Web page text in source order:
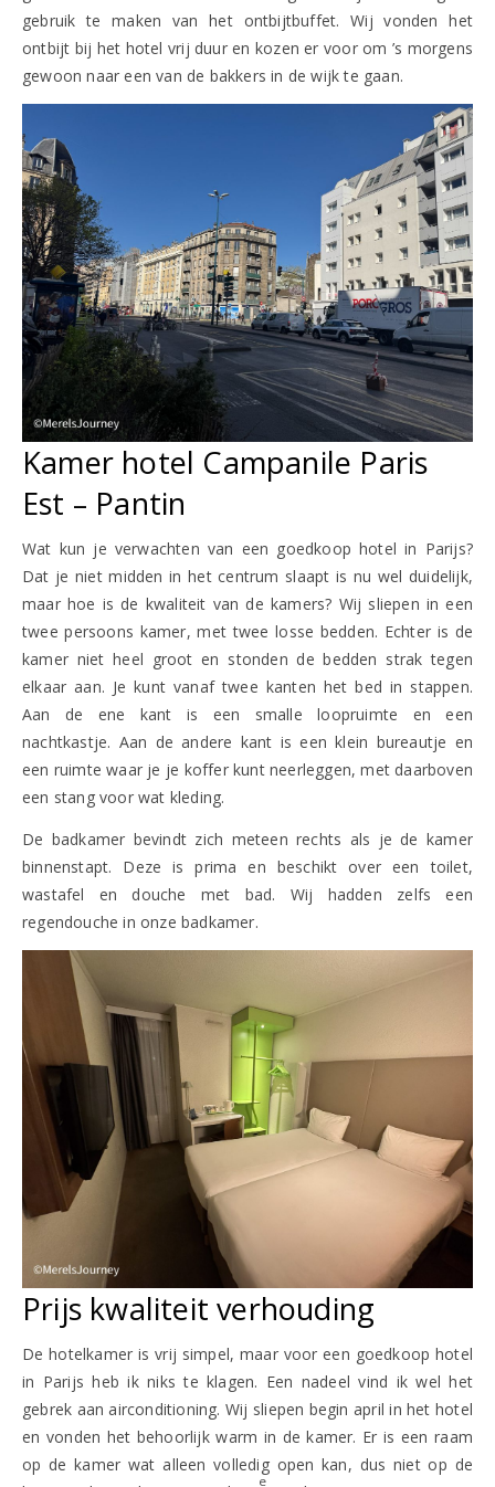
gebruik te maken van het ontbijtbuffet. Wij vonden het
ontbijt bij het hotel vrij duur en kozen er voor om ’s morgens
gewoon naar een van de bakkers in de wijk te gaan.
Kamer hotel Campanile Paris
Est – Pantin
Wat kun je verwachten van een goedkoop hotel in Parijs?
Dat je niet midden in het centrum slaapt is nu wel duidelijk,
maar hoe is de kwaliteit van de kamers? Wij sliepen in een
twee persoons kamer, met twee losse bedden. Echter is de
kamer niet heel groot en stonden de bedden strak tegen
elkaar aan. Je kunt vanaf twee kanten het bed in stappen.
Aan de ene kant is een smalle loopruimte en een
nachtkastje. Aan de andere kant is een klein bureautje en
een ruimte waar je je koffer kunt neerleggen, met daarboven
een stang voor wat kleding.
De badkamer bevindt zich meteen rechts als je de kamer
binnenstapt. Deze is prima en beschikt over een toilet,
wastafel en douche met bad. Wij hadden zelfs een
regendouche in onze badkamer.
Prijs kwaliteit verhouding
De hotelkamer is vrij simpel, maar voor een goedkoop hotel
in Parijs heb ik niks te klagen. Een nadeel vind ik wel het
gebrek aan airconditioning. Wij sliepen begin april in het hotel
en vonden het behoorlijk warm in de kamer. Er is een raam
op de kamer wat alleen volledig open kan, dus niet op de
e